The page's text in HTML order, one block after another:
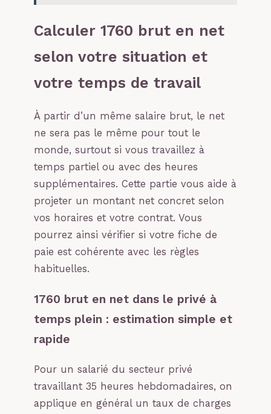
Calculer 1760 brut en net
selon votre situation et
votre temps de travail
À partir d’un même salaire brut, le net
ne sera pas le même pour tout le
monde, surtout si vous travaillez à
temps partiel ou avec des heures
supplémentaires. Cette partie vous aide à
projeter un montant net concret selon
vos horaires et votre contrat. Vous
pourrez ainsi vérifier si votre fiche de
paie est cohérente avec les règles
habituelles.
1760 brut en net dans le privé à
temps plein : estimation simple et
rapide
Pour un salarié du secteur privé
travaillant 35 heures hebdomadaires, on
applique en général un taux de charges